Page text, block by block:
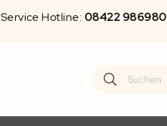
Service Hotline: 08422 986980
Search
Search